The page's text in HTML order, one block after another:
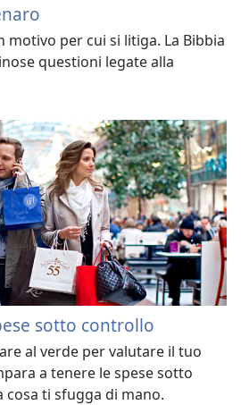
motivo per cui si litiga. La Bibbia
questioni legate alla
sotto controllo
al verde per valutare il tuo
a tenere le spese sotto
ti sfugga di mano.